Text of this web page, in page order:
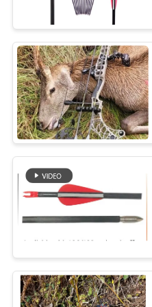
ONS
VERZOEK
OM
EEN
CITAAT
SITEMAP
PRIVACYBELEID
Doelpijlen